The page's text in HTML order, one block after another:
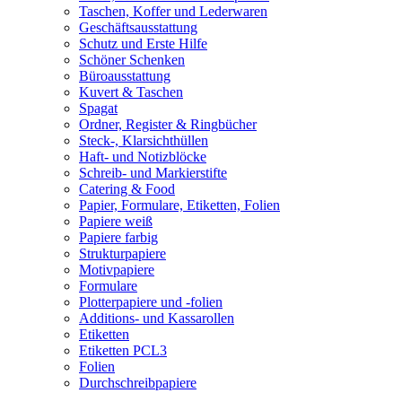
Taschen, Koffer und Lederwaren
Geschäftsausstattung
Schutz und Erste Hilfe
Schöner Schenken
Büroausstattung
Kuvert & Taschen
Spagat
Ordner, Register & Ringbücher
Steck-, Klarsichthüllen
Haft- und Notizblöcke
Schreib- und Markierstifte
Catering & Food
Papier, Formulare, Etiketten, Folien
Papiere weiß
Papiere farbig
Strukturpapiere
Motivpapiere
Formulare
Plotterpapiere und -folien
Additions- und Kassarollen
Etiketten
Etiketten PCL3
Folien
Durchschreibpapiere